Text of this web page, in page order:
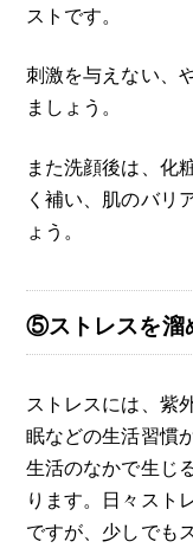
ストです。
刺激を与えない、
ましょう。
また洗顔後は、化
く補い、肌のバリ
ょう。
⑤ストレスを溜
ストレスには、紫
眠などの生活習慣
生活のなかで生じ
ります。日々スト
ですが、少しでも